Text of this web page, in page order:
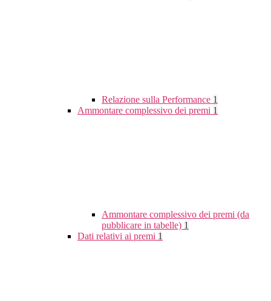
Relazione sulla Performance 1
Ammontare complessivo dei premi 1
Ammontare complessivo dei premi (da
pubblicare in tabelle) 1
Dati relativi ai premi 1